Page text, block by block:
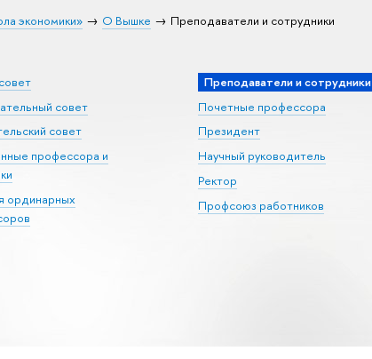
экономики» О Вышке Преподаватели и сотрудники
совет
совет
профессора и
ординарных
Преподаватели и сотрудники
Почетные профессора
Президент
Научный руководитель
Ректор
Профсоюз работников